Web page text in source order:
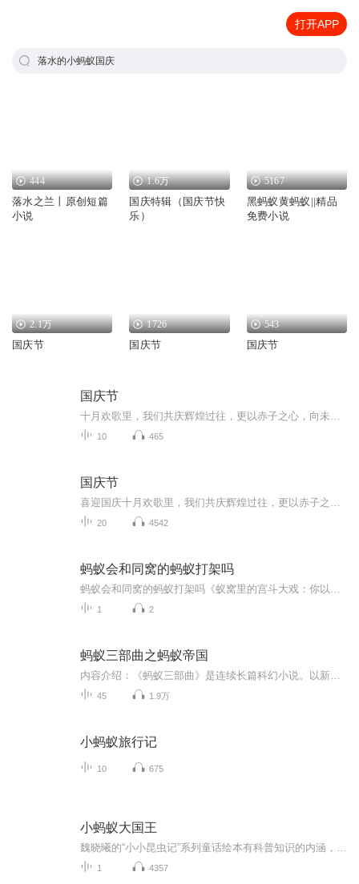
打开APP
落水的小蚂蚁国庆
444
落水之兰丨原创短篇
小说
1.6万
国庆特辑（国庆节快
乐）
5167
黑蚂蚁黄蚂蚁||精品
免费小说
2.1万
国庆节
1726
国庆节
543
国庆节
国庆节
10 465
国庆节
20 4542
蚂蚁会和同窝的蚂蚁打架吗
1 2
蚂蚁三部曲之蚂蚁帝国
45 1.9万
小蚂蚁旅行记
10 675
小蚂蚁大国王
1 4357